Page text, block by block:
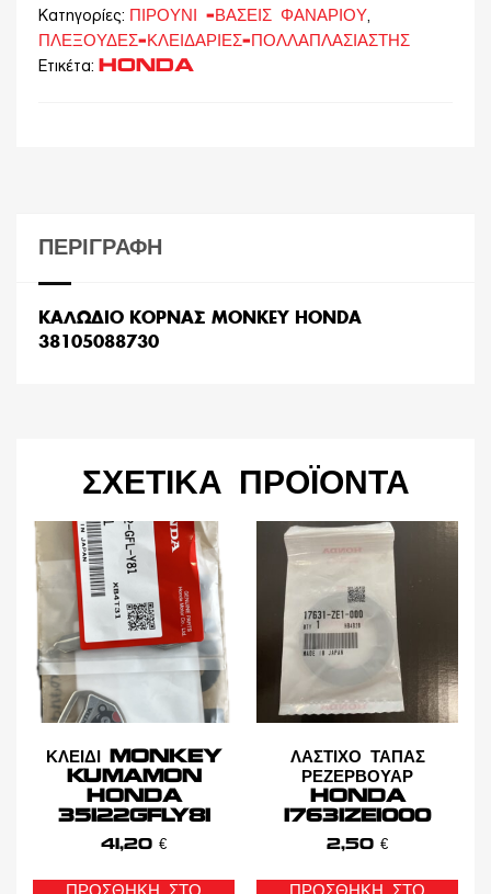
Κατηγορίες:
ΠΙΡΟΥΝΙ -ΒΑΣΕΙΣ ΦΑΝΑΡΙΟΥ,
ΠΛΕΞΟΥΔΕΣ-ΚΛΕΙΔΑΡΙΕΣ-ΠΟΛΛΑΠΛΑΣΙΑΣΤΗΣ
Ετικέτα: HONDA
ΠΕΡΙΓΡΑΦΉ
ΚΑΛΩΔΙΟ ΚΟΡΝΑΣ MONKEY HONDA
38105088730
ΣΧΕΤΙΚΆ ΠΡΟΪΌΝΤΑ
ΚΛΕΙΔΙ MONKEY
KUMAMON
HONDA
35122GFLY81
41,20 €
ΛΑΣΤΙΧΟ ΤΑΠΑΣ
ΡΕΖΕΡΒΟΥΑΡ
HONDA
17631ZE1000
2,50 €